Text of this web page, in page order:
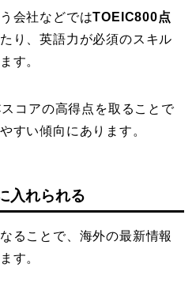
会社などではTOEIC800点
り、英語力が必須のスキル
す。
コアの高得点を取ることで
すい傾向にあります。
入れられる
ることで、海外の最新情報
す。